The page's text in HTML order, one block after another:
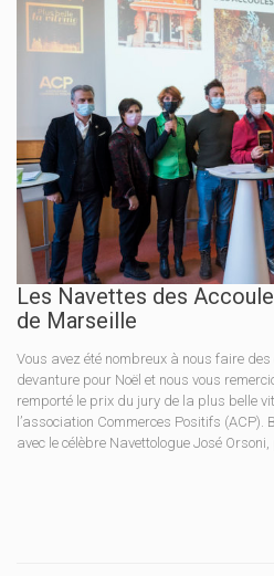
Les Navettes des
de Marseille
Vous avez été nombreux à nous faire
devanture pour Noël et nous vous
remporté le prix du jury de la plus belle
l’association Commerces Positifs (ACP).
avec le célèbre Navettologue José Orsoni,